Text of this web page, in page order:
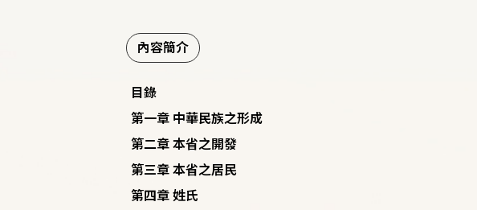
內容簡介
目錄
第一章 中華民族之形成
第二章 本省之開發
第三章 本省之居民
第四章 姓氏